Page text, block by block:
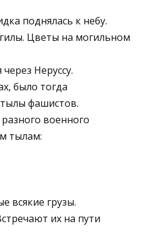
поднялась к небу.
Цветы на могильном
Неруссу.
было тогда
фашистов.
военного
тылам:
всякие грузы.
их на пути